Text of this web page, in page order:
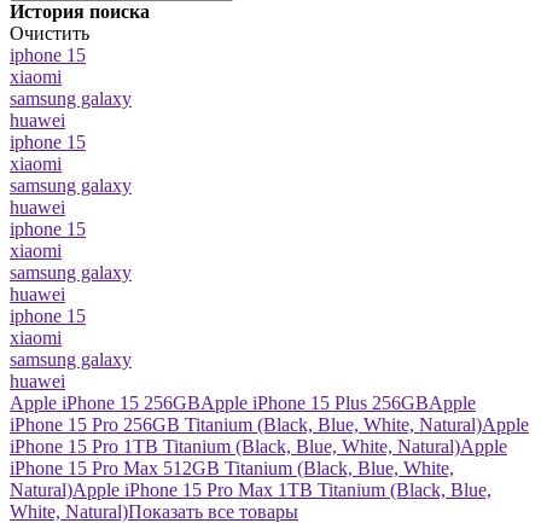
История поиска
Очистить
iphone 15
xiaomi
samsung galaxy
huawei
iphone 15
xiaomi
samsung galaxy
huawei
iphone 15
xiaomi
samsung galaxy
huawei
iphone 15
xiaomi
samsung galaxy
huawei
Apple iPhone 15 256GBApple iPhone 15 Plus 256GBApple
iPhone 15 Pro 256GB Titanium (Black, Blue, White, Natural)Apple
iPhone 15 Pro 1TB Titanium (Black, Blue, White, Natural)Apple
iPhone 15 Pro Max 512GB Titanium (Black, Blue, White,
Natural)Apple iPhone 15 Pro Max 1TB Titanium (Black, Blue,
White, Natural)Показать все товары